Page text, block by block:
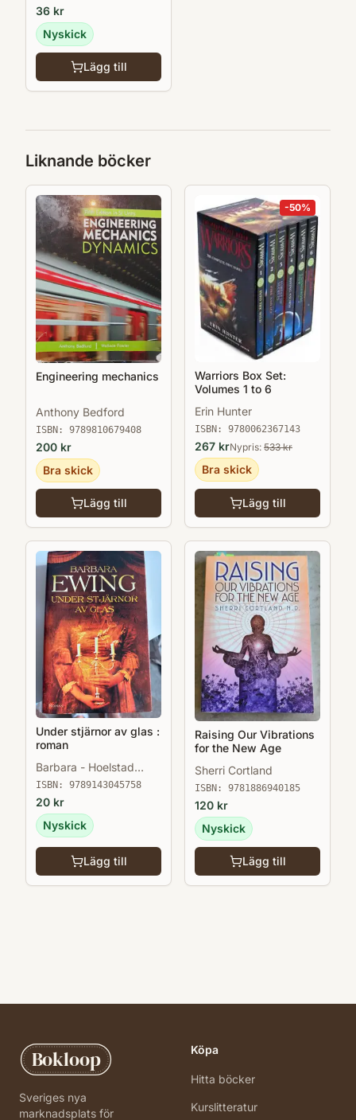
36 kr
Nyskick
Lägg till
Liknande böcker
Engineering mechanics
Anthony Bedford
ISBN: 9789810679408
200 kr
Bra skick
Lägg till
-50%
Warriors Box Set:
Volumes 1 to 6
Erin Hunter
ISBN: 9780062367143
267 krNypris: 533kr
Bra skick
Lägg till
Under stjärnor av glas :
roman
Barbara - Hoelstad
Ewing
ISBN: 9789143045758
20 kr
Nyskick
Lägg till
Raising Our Vibrations
for the New Age
Sherri Cortland
ISBN: 9781886940185
120 kr
Nyskick
Lägg till
Bokloop
Sveriges nya
marknadsplats för
Köpa
Hitta böcker
Kurslitteratur